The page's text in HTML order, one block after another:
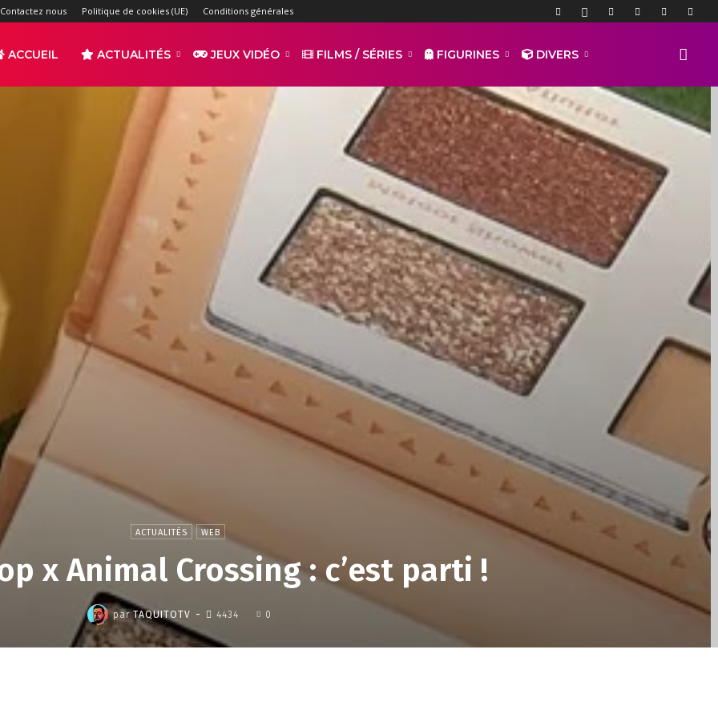
Contactez nous Politique de cookies (UE) Conditions générales
ACCUEIL ACTUALITÉS JEUX VIDÉO FILMS / SÉRIES FIGURINES DIVERS
ACTUALITÉS WEB
x Animal Crossing : c’est parti !
par TAQUITOTV - 4434 0